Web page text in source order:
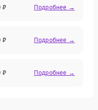
₽ Подробнее →
₽ Подробнее →
₽ Подробнее →